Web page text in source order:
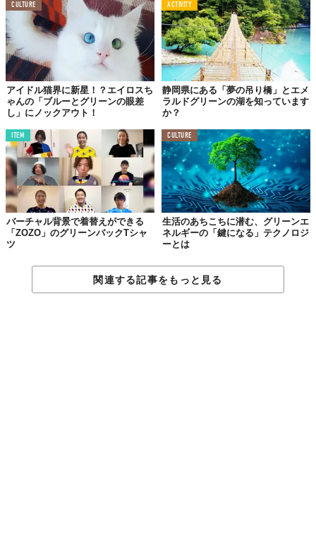
CULTURE
アイドル猫界に新星！？エイロスち
ゃんの「ブルーとグリーンの眼差
し」にノックアウト！
ACTIVITY
静岡県にある「夢の吊り橋」とエメ
ラルドグリーンの湖を知っています
か？
ITEM
バーチャル背景で着替えができる
「ZOZO」のグリーンバックTシャ
ツ
CULTURE
生活のあちこちに潜む、グリーンエ
ネルギーの「鍵になる」テクノロジ
ーとは
関連する記事をもっと見る